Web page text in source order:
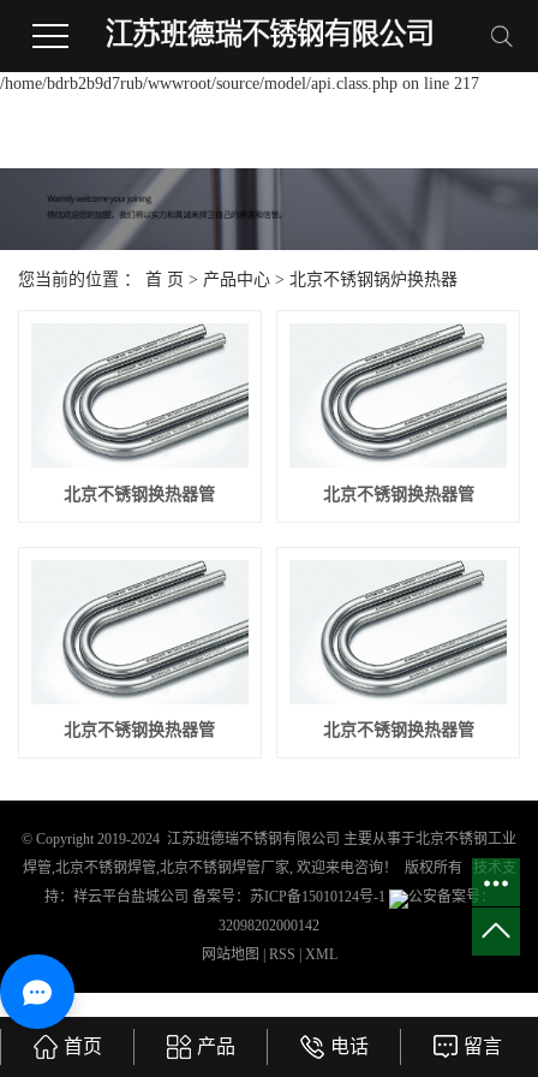
file_put_contents(/home/bdrb2b9d7rub/wwwroot/source/cache/
/home/bdrb2b9d7rub/wwwroot/source/model/api.class.php on line 217
您当前的位置 ： 首 页 > 产品中心 > 北京不锈钢锅炉换热器
北京不锈钢换热器管 北京不锈钢换热器管
北京不锈钢换热器管 北京不锈钢换热器管
© Copyright 2019-2024 江苏班德瑞不锈钢有限公司 主要从事于北京不锈钢工业
焊管,北京不锈钢焊管,北京不锈钢焊管厂家, 欢迎来电咨询！ 版权所有
技术支
持： 祥云平台盐城公司 备案号： 苏ICP备15010124号-1
公安备案号：
32098202000142
网站地图
RSS XML
首页 产品 电话 留言